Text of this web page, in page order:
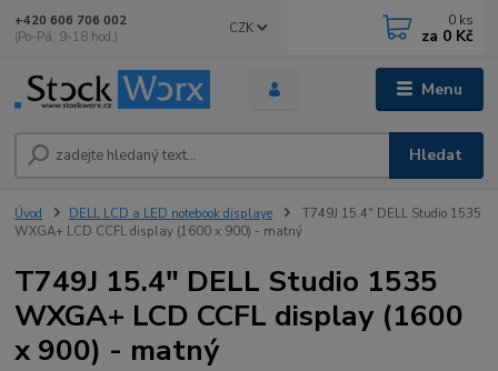
Menu
CZK
Hledat
+420 606 706 002
(Po-Pá, 9-18 hod.)
0 ks
za 0 Kč
Úvod DELL LCD a LED notebook displaye
T749J 15.4" DELL Studio 1535
WXGA+ LCD CCFL display (1600 x 900) - matný
T749J 15.4" DELL Studio 1535
WXGA+ LCD CCFL display (1600
x 900) - matný